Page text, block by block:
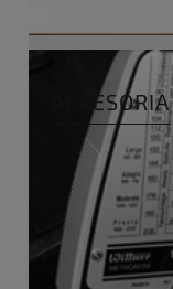
AKCESORIA